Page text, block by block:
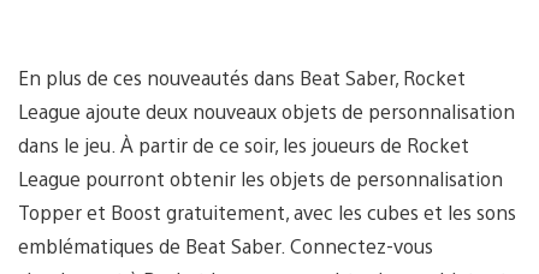
En plus de ces nouveautés dans Beat Saber, Rocket
League ajoute deux nouveaux objets de personnalisation
dans le jeu. À partir de ce soir, les joueurs de Rocket
League pourront obtenir les objets de personnalisation
Topper et Boost gratuitement, avec les cubes et les sons
emblématiques de Beat Saber. Connectez-vous